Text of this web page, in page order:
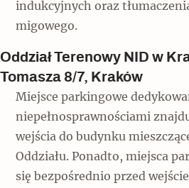
indukcyjnych oraz
migowego.
Oddział Terenowy NID w
Tomasza 8/7, Kraków
Miejsce parkingowe
niepełnosprawnościami
wejścia do budynku
Oddziału. Ponadto, miejsca
się bezpośrednio przed